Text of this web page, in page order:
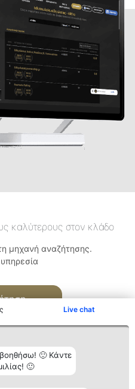
Live chat
🙂 Κάντε
🙂
καλύτερους στον κλάδο
μηχανή αναζήτησης.
Επικοινωνία